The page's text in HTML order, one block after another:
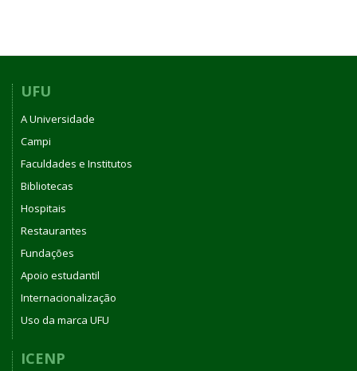
UFU
A Universidade
Campi
Faculdades e Institutos
Bibliotecas
Hospitais
Restaurantes
Fundações
Apoio estudantil
Internacionalização
Uso da marca UFU
ICENP